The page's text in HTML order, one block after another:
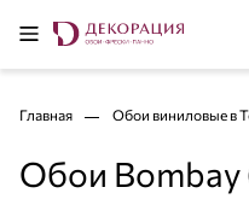
Главная Обои виниловые в
Обои